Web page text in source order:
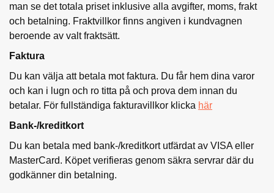
man se det totala priset inklusive alla avgifter, moms, frakt
och betalning. Fraktvillkor finns angiven i kundvagnen
beroende av valt fraktsätt.
Faktura
Du kan välja att betala mot faktura. Du får hem dina varor
och kan i lugn och ro titta på och prova dem innan du
betalar. För fullständiga fakturavillkor klicka här
Bank-/kreditkort
Du kan betala med bank-/kreditkort utfärdat av VISA eller
MasterCard. Köpet verifieras genom säkra servrar där du
godkänner din betalning.